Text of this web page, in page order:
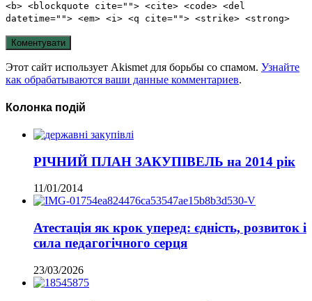
<b> <blockquote cite=""> <cite> <code> <del
datetime=""> <em> <i> <q cite=""> <strike> <strong>
Этот сайт использует Akismet для борьбы со спамом. Узнайте
как обрабатываются ваши данные комментариев.
Колонка подій
РІЧНИЙ ПЛАН ЗАКУПІВЕЛЬ на 2014 рік
11/01/2014
Атестація як крок уперед: єдність, розвиток і
сила педагогічного серця
23/03/2026